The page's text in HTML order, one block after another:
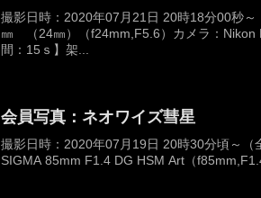
撮影日時：2020年07月21日 20時18分00秒
㎜ （24㎜）（f24mm,F5.6）カメラ：Nikon
間：15ｓ】架...
会員写真：ネオワイズ彗星
撮影日時：2020年07月19日 20時30分頃～（
SIGMA 85mm F1.4 DG HSM Art（